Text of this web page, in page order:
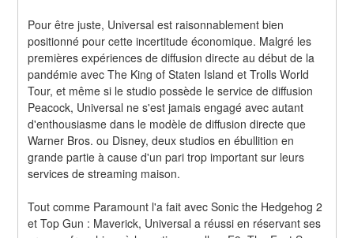
Pour être juste, Universal est raisonnablement bien
positionné pour cette incertitude économique. Malgré les
premières expériences de diffusion directe au début de la
pandémie avec The King of Staten Island et Trolls World
Tour, et même si le studio possède le service de diffusion
Peacock, Universal ne s'est jamais engagé avec autant
d'enthousiasme dans le modèle de diffusion directe que
Warner Bros. ou Disney, deux studios en ébullition en
grande partie à cause d'un pari trop important sur leurs
services de streaming maison.
Tout comme Paramount l'a fait avec Sonic the Hedgehog 2
et Top Gun : Maverick, Universal a réussi en réservant ses